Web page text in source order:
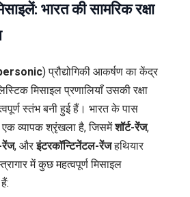
भारत की सामरिक रक्षा
) प्रौद्योगिकी आकर्षण का केंद्र
मिसाइल प्रणालियाँ उसकी रक्षा
स्तंभ बनी हुई हैं। भारत के पास
एक व्यापक श्रृंखला है, जिसमेंशॉर्ट-रेंज,
रेंज, औरइंटरकॉन्टिनेंटल-रेंजहथियार
में कुछ महत्वपूर्ण मिसाइल